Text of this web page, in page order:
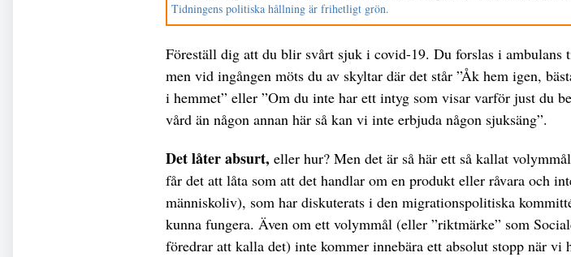
Tidningens politiska hållning är frihetligt grön.
Föreställ dig att du blir svårt sjuk i covid-19. Du forslas i ambulans
men vid ingången möts du av skyltar där det står ”Åk hem igen,
i hemmet” eller ”Om du inte har ett intyg som visar varför just du
vård än någon annan här så kan vi inte erbjuda någon sjuksäng”.
Det låter absurt, eller hur? Men det är så här ett så kallat
får det att låta som att det handlar om en produkt eller råvara och
människoliv), som har diskuterats i den migrationspolitiska
kunna fungera. Även om ett volymmål (eller ”riktmärke” som
föredrar att kalla det) inte kommer innebära ett absolut stopp när vi